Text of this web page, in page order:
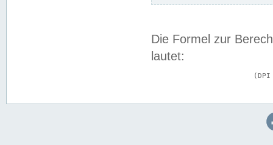
Die Formel zur
lautet: